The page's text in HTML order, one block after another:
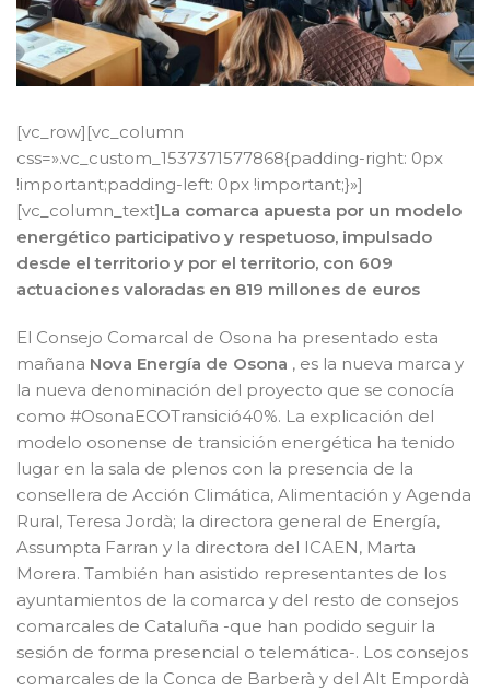
[vc_row][vc_column
css=».vc_custom_1537371577868{padding-right: 0px
!important;padding-left: 0px !important;}»]
[vc_column_text]La comarca apuesta por un modelo
energético participativo y respetuoso, impulsado
desde el territorio y por el territorio, con 609
actuaciones valoradas en 819 millones de euros
El Consejo Comarcal de Osona ha presentado esta
mañana Nova Energía de Osona , es la nueva marca y
la nueva denominación del proyecto que se conocía
como #OsonaECOTransició40%. La explicación del
modelo osonense de transición energética ha tenido
lugar en la sala de plenos con la presencia de la
consellera de Acción Climática, Alimentación y Agenda
Rural, Teresa Jordà; la directora general de Energía,
Assumpta Farran y la directora del ICAEN, Marta
Morera. También han asistido representantes de los
ayuntamientos de la comarca y del resto de consejos
comarcales de Cataluña -que han podido seguir la
sesión de forma presencial o telemática-. Los consejos
comarcales de la Conca de Barberà y del Alt Empordà